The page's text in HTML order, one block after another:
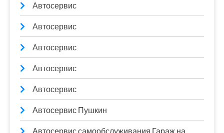
Автосервис
Автосервис
Автосервис
Автосервис
Автосервис
Автосервис Пушкин